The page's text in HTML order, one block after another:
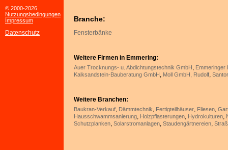
© 2000-2026
Nutzungsbedingungen
Impressum
Datenschutz
Branche:
Fensterbänke
Weitere Firmen in Emmering:
Auer Trocknungs- u. Abdichtungstechnik GmbH, Emmeringer
Kalksandstein-Bauberatung GmbH, Moll GmbH, Rudolf,
Weitere Branchen:
Baukran-Verkauf, Dämmtechnik, Fertigteilhäuser, Fliesen,
Hausschwammsanierung, Holzpflasterungen, Hydrokulturen,
Schutzplanken, Solarstromanlagen, Staudengärtnereien,